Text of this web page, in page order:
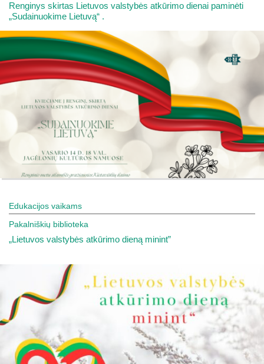
Renginys skirtas Lietuvos valstybės atkūrimo dienai paminėti
„Sudainuokime Lietuvą“ .
Edukacijos vaikams
Pakalniškių biblioteka
„Lietuvos valstybės atkūrimo dieną minint”